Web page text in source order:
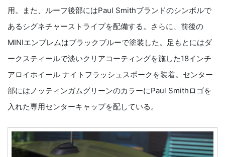
用。また、ルーフ後部にはPaul Smithブランドのシンボルで
あるシグネチャーストライプを配備する。さらに、前後の
MINIエンブレムはブラックブルーで塗装した。足もとにはダ
ークスティールで淡いクリアコーティングを施した18インチ
アロイホイール ナイトフラッシュスポークを装着。センター
部にはノッティンガムグリーンのカラーにPaul Smithロゴを
入れた専用センターキャップを配している。